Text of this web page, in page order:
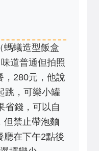
螞蟻造型飯盒
道普通但拍照
，280元，他說
跳，可樂小罐
省錢，可以自
但禁止帶泡麵
廳在下午2點後